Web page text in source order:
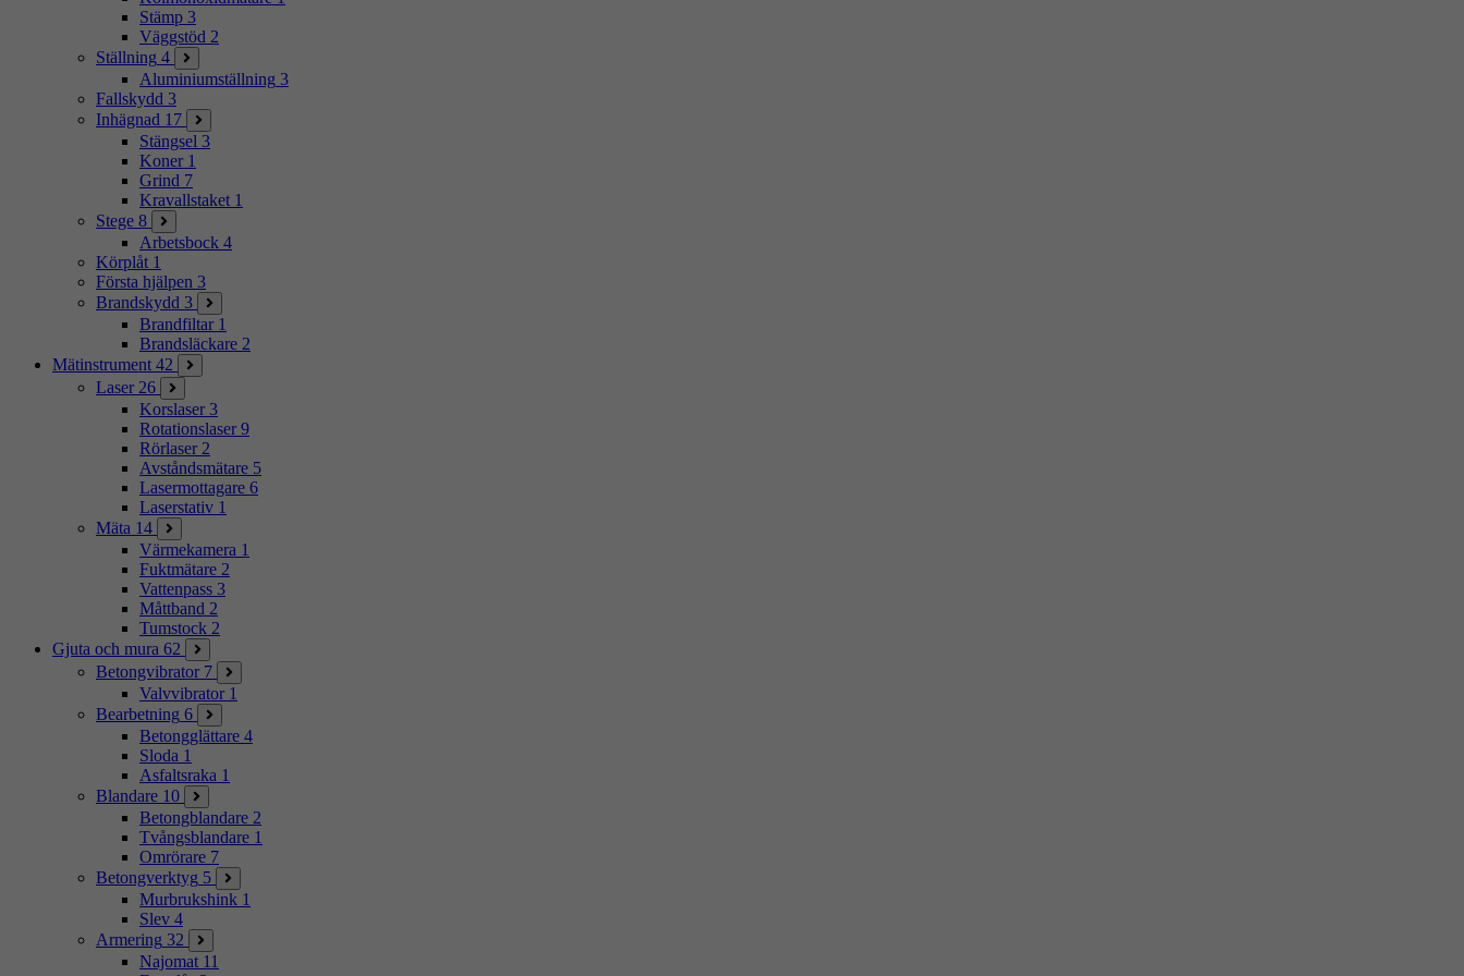
Stämp 3
Väggstöd 2
Ställning 4
Aluminiumställning 3
Fallskydd 3
Inhägnad 17
Stängsel 3
Koner 1
Grind 7
Kravallstaket 1
Stege 8
Arbetsbock 4
Körplåt 1
Första hjälpen 3
Brandskydd 3
Brandfiltar 1
Brandsläckare 2
Mätinstrument 42
Laser 26
Korslaser 3
Rotationslaser 9
Rörlaser 2
Avståndsmätare 5
Lasermottagare 6
Laserstativ 1
Mäta 14
Värmekamera 1
Fuktmätare 2
Vattenpass 3
Måttband 2
Tumstock 2
Gjuta och mura 62
Betongvibrator 7
Valvvibrator 1
Bearbetning 6
Betongglättare 4
Sloda 1
Asfaltsraka 1
Blandare 10
Betongblandare 2
Tvångsblandare 1
Omrörare 7
Betongverktyg 5
Murbrukshink 1
Slev 4
Armering 32
Najomat 11